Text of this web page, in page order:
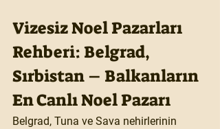
Vizesiz Noel Pazarları
Rehberi: Belgrad,
Sırbistan – Balkanların
En Canlı Noel Pazarı
Belgrad, Tuna ve Sava nehirlerinin